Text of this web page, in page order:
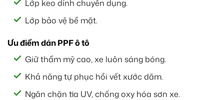
Lớp keo dính chuyên dụng.
Lớp bảo vệ bề mặt.
Ưu điểm dán PPF ô tô
Giữ thẩm mỹ cao, xe luôn sáng bóng.
Khả năng tự phục hồi vết xước dăm.
Ngăn chặn tia UV, chống oxy hóa sơn xe.